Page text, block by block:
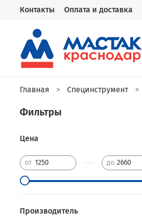
Контакты Оплата и доставка
Главная Специнструмент
Фильтры
Цена
от до
Производитель